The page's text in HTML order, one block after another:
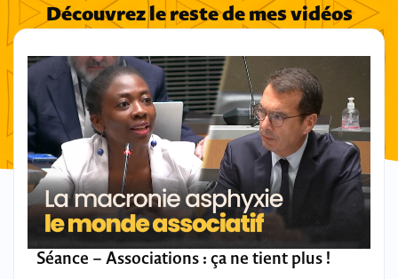
Découvrez le reste de mes vidéos
Séance – Associations : ça ne tient plus !